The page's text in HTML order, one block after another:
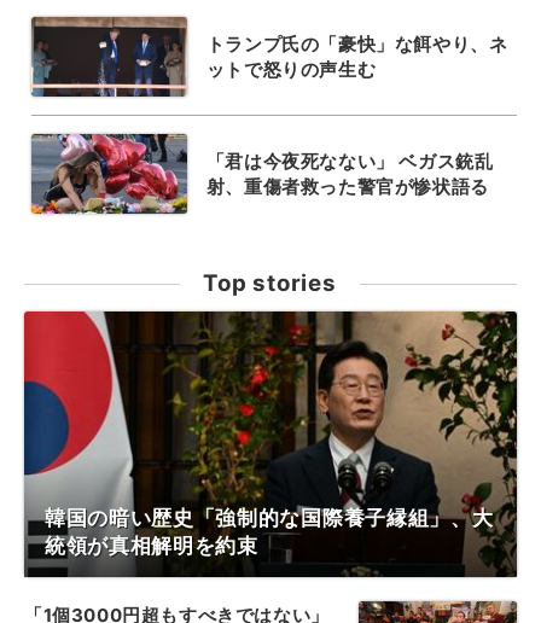
トランプ氏の「豪快」な餌やり、ネ
ットで怒りの声生む
「君は今夜死なない」 ベガス銃乱
射、重傷者救った警官が惨状語る
Top stories
韓国の暗い歴史「強制的な国際養子縁組」、大
統領が真相解明を約束
「1個3000円超もすべきではない」